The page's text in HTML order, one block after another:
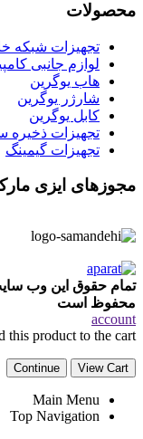
محصولات
تجهیزات شبکه
لوازم جانبی
هاب یوگرین
شارژر یوگرین
کابل یوگرین
تجهیزات ذخیره
تجهیزات گیمینگ
مجوزهای ایزی
تمام حقوق این وب
محفوظ است
account
this product to the cart:
View Cart
Continue
Main Menu
Top Navigation